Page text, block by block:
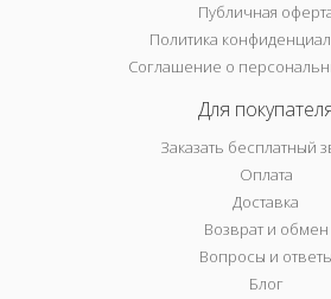
Публичная
Политика
Соглашение о
Для
Заказать бесплатный
Оплата
Доставка
Возврат и обмен
Вопросы и ответы
Блог